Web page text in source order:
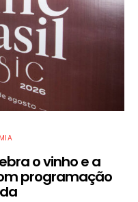
o vinho e a
programação